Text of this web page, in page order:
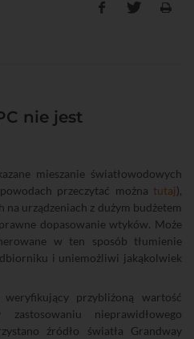
nie jest
mieszanie światłowodowych
przeczytać można tutaj),
urządzeniach z dużym budżetem
dopasowanie wtyków. Może
w ten sposób tłumienie
i uniemożliwi jakąkolwiek
przybliżoną wartość
nieprawidłowego
źródło światła Grandway